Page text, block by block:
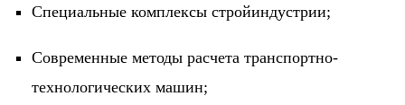
Специальные комплексы стройиндустрии;
Современные методы расчета транспортно-
технологических машин;